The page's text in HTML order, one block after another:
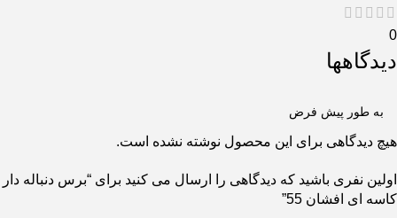
0
دیدگاهها
هیچ دیدگاهی برای این محصول نوشته نشده است.
اولین نفری باشید که دیدگاهی را ارسال می کنید برای “برس دنباله دار
کاسه ای افشان 55”